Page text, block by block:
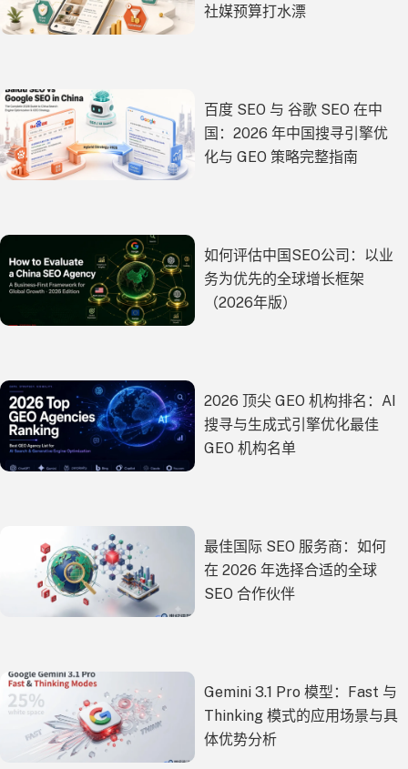
社媒预算打水漂
百度 SEO 与 谷歌 SEO 在中
国：2026 年中国搜寻引擎优
化与 GEO 策略完整指南
如何评估中国SEO公司：以业
务为优先的全球增长框架
（2026年版）
2026 顶尖 GEO 机构排名：AI
搜寻与生成式引擎优化最佳
GEO 机构名单
最佳国际 SEO 服务商：如何
在 2026 年选择合适的全球
SEO 合作伙伴
Gemini 3.1 Pro 模型：Fast 与
Thinking 模式的应用场景与具
体优势分析